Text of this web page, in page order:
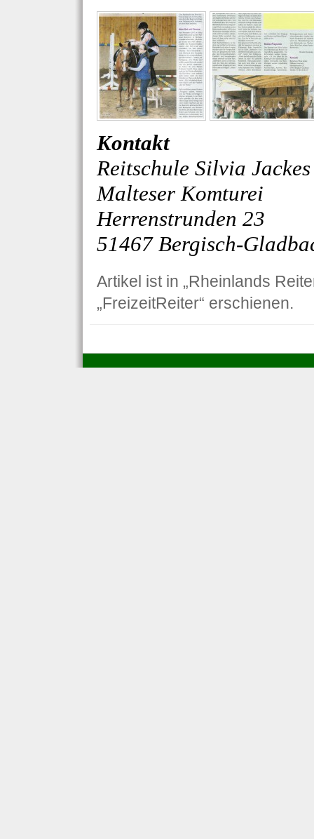
Kontakt
Reitschule Silvia Jackes
Malteser Komturei
Herrenstrunden 23
51467 Bergisch-
Artikel ist in „Rheinlands
„FreizeitReiter“ erschienen.